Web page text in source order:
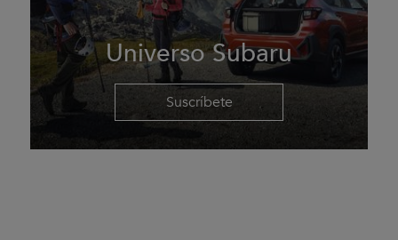
Universo Subaru
Suscríbete